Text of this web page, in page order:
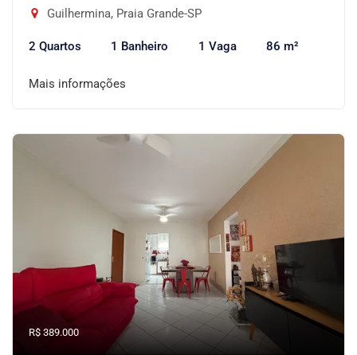
Guilhermina, Praia Grande-SP
2 Quartos 1 Banheiro 1 Vaga 86 m²
Mais informações
R$ 389.000